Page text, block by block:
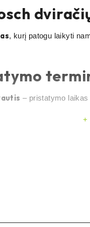
, kurį patogu laikyti
– pristatymo